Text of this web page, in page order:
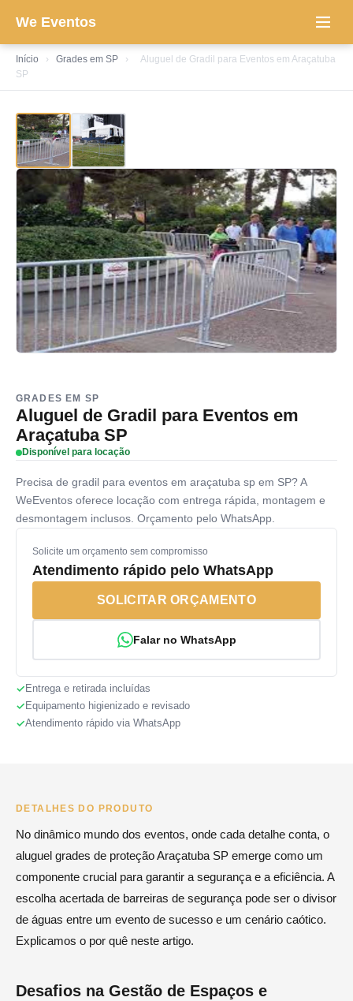
We Eventos
Início › Grades em SP ›
Aluguel de Gradil para Eventos em Araçatuba
SP
GRADES EM SP
Aluguel de Gradil para Eventos em
Araçatuba SP
Disponível para locação
Precisa de gradil para eventos em araçatuba sp em SP? A
WeEventos oferece locação com entrega rápida, montagem e
desmontagem inclusos. Orçamento pelo WhatsApp.
Solicite um orçamento sem compromisso
Atendimento rápido pelo WhatsApp
SOLICITAR ORÇAMENTO
Falar no WhatsApp
Entrega e retirada incluídas
Equipamento higienizado e revisado
Atendimento rápido via WhatsApp
DETALHES DO PRODUTO
No dinâmico mundo dos eventos, onde cada detalhe conta, o
aluguel grades de proteção Araçatuba SP emerge como um
componente crucial para garantir a segurança e a eficiência. A
escolha acertada de barreiras de segurança pode ser o divisor
de águas entre um evento de sucesso e um cenário caótico.
Explicamos o por quê neste artigo.
Desafios na Gestão de Espaços e